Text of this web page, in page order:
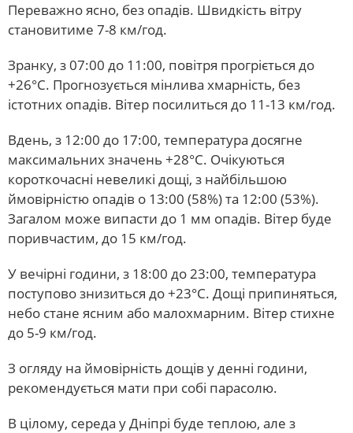
Переважно ясно, без опадів. Швидкість вітру
становитиме 7-8 км/год.
Зранку, з 07:00 до 11:00, повітря прогріється до
+26°С. Прогнозується мінлива хмарність, без
істотних опадів. Вітер посилиться до 11-13 км/год.
Вдень, з 12:00 до 17:00, температура досягне
максимальних значень +28°С. Очікуються
короткочасні невеликі дощі, з найбільшою
ймовірністю опадів о 13:00 (58%) та 12:00 (53%).
Загалом може випасти до 1 мм опадів. Вітер буде
поривчастим, до 15 км/год.
У вечірні години, з 18:00 до 23:00, температура
поступово знизиться до +23°С. Дощі припиняться,
небо стане ясним або малохмарним. Вітер стихне
до 5-9 км/год.
З огляду на ймовірність дощів у денні години,
рекомендується мати при собі парасолю.
В цілому, середа у Дніпрі буде теплою, але з